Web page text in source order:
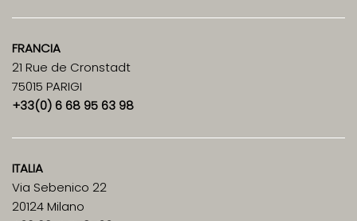
FRANCIA
21 Rue de Cronstadt
75015 PARIGI
+33(0) 6 68 95 63 98
ITALIA
Via Sebenico 22
20124 Milano